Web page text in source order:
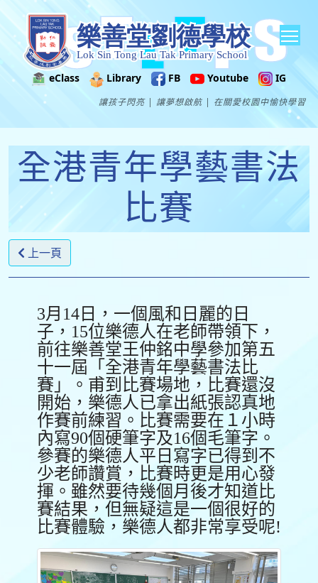
eClass Library FB Youtube IG
讓孩子閃亮 | 讓夢想啟航 | 在關愛校園中愉快學習
全港青年學藝書法
比賽
上一頁
3月14日，一個風和日麗的日
子，15位樂德人在老師帶領下，
前往樂善堂王仲銘中學參加第五
十一屆「全港青年學藝書法比
賽」。甫到比賽場地，比賽還沒
開始，樂德人已拿出紙張認真地
作賽前練習。比賽需要在１小時
內寫90個硬筆字及16個毛筆字。
參賽的樂德人平日寫字已得到不
少老師讚賞，比賽時更是用心發
揮。雖然要待幾個月後才知道比
賽結果，但無疑這是一個很好的
比賽體驗，樂德人都非常享受呢!